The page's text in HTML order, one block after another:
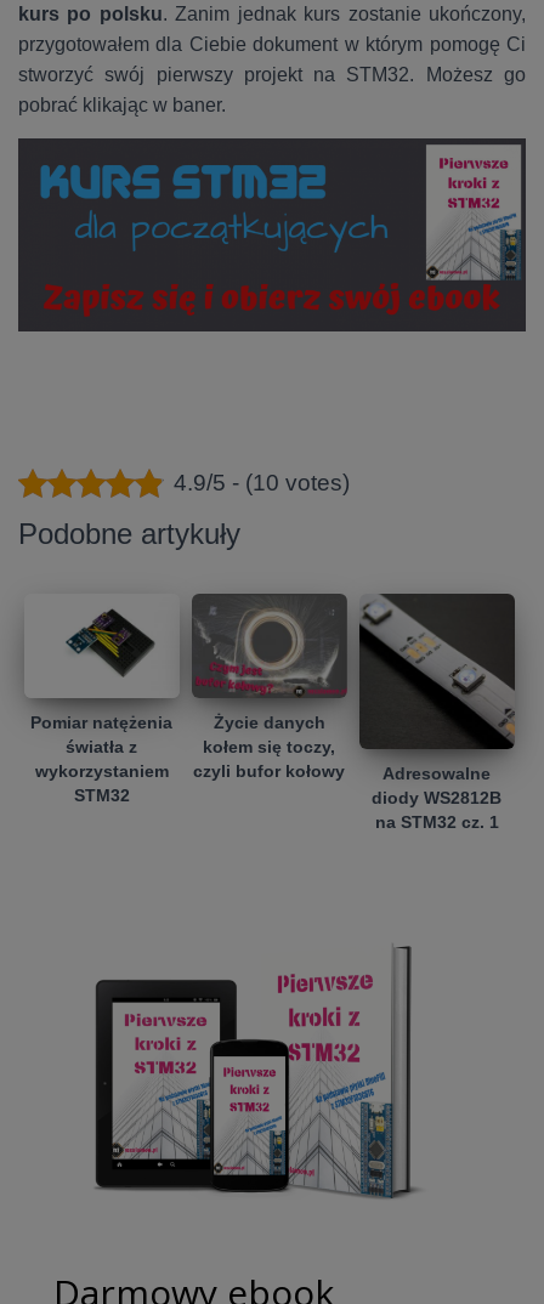
kurs po polsku. Zanim jednak kurs zostanie ukończony,
przygotowałem dla Ciebie dokument w którym pomogę Ci
stworzyć swój pierwszy projekt na STM32. Możesz go
pobrać klikając w baner.
4.9/5 - (10 votes)
Podobne artykuły
Pomiar natężenia
światła z
wykorzystaniem
STM32
Życie danych
kołem się toczy,
czyli bufor kołowy
Adresowalne
diody WS2812B
na STM32 cz. 1
Darmowy ebook